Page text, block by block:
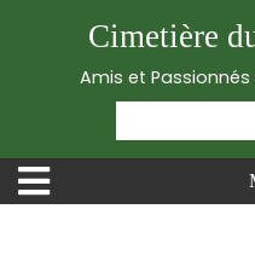
Cimetière
Amis et Passionnés